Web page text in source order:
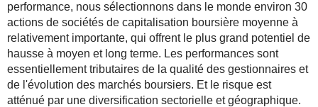
performance, nous sélectionnons dans le monde environ 30
actions de sociétés de capitalisation boursière moyenne à
relativement importante, qui offrent le plus grand potentiel de
hausse à moyen et long terme. Les performances sont
essentiellement tributaires de la qualité des gestionnaires et
de l'évolution des marchés boursiers. Et le risque est
atténué par une diversification sectorielle et géographique.